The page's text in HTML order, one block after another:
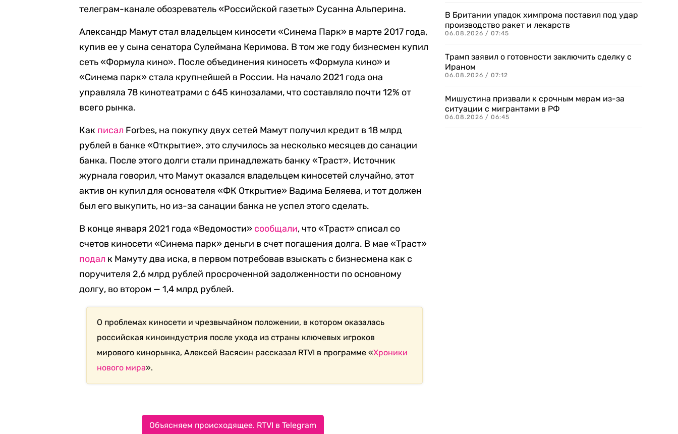
телеграм-канале обозреватель «Российской газеты» Сусанна Альперина.
Александр Мамут стал владельцем киносети «Синема Парк» в марте 2017 года,
купив ее у сына сенатора Сулеймана Керимова. В том же году бизнесмен купил
сеть «Формула кино». После объединения киносеть «Формула кино» и
«Синема парк» стала крупнейшей в России. На начало 2021 года она
управляла 78 кинотеатрами с 645 кинозалами, что составляло почти 12% от
всего рынка.
Как писал Forbes, на покупку двух сетей Мамут получил кредит в 18 млрд
рублей в банке «Открытие», это случилось за несколько месяцев до санации
банка. После этого долги стали принадлежать банку «Траст». Источник
журнала говорил, что Мамут оказался владельцем киносетей случайно, этот
актив он купил для основателя «ФК Открытие» Вадима Беляева, и тот должен
был его выкупить, но из-за санации банка не успел этого сделать.
В конце января 2021 года «Ведомости» сообщали, что «Траст» списал со
счетов киносети «Синема парк» деньги в счет погашения долга. В мае «Траст»
подал к Мамуту два иска, в первом потребовав взыскать с бизнесмена как с
поручителя 2,6 млрд рублей просроченной задолженности по основному
долгу, во втором — 1,4 млрд рублей.
О проблемах киносети и чрезвычайном положении, в котором оказалась
российская киноиндустрия после ухода из страны ключевых игроков
мирового кинорынка, Алексей Васясин рассказал RTVI в программе «Хроники
нового мира».
Объясняем происходящее. RTVI в Telegram
В Британии упадок химпрома поставил под удар
производство ракет и лекарств
06.08.2026 / 07:45
Трамп заявил о готовности заключить сделку с
Ираном
06.08.2026 / 07:12
Мишустина призвали к срочным мерам из-за
ситуации с мигрантами в РФ
06.08.2026 / 06:45